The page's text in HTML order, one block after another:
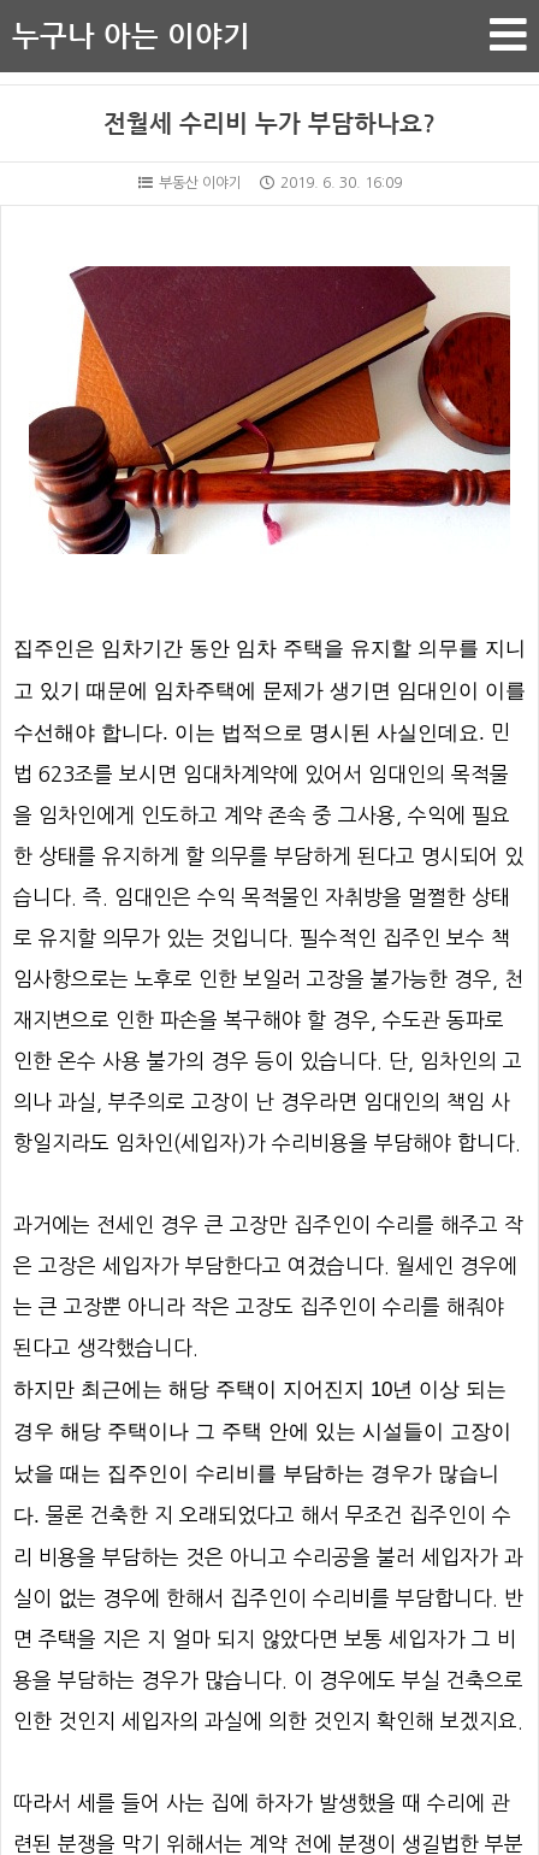
누구나 아는 이야기
전월세 수리비 누가 부담하나요?
부동산 이야기 2019. 6. 30. 16:09
집주인은 임차기간 동안 임차 주택을 유지할 의무를 지니
고 있기 때문에 임차주택에 문제가 생기면 임대인이 이를
수선해야 합니다. 이는 법적으로 명시된 사실인데요. 민
법 623조를 보시면 임대차계약에 있어서 임대인의 목적물
을 임차인에게 인도하고 계약 존속 중 그사용
수익에 필요
한 상태를 유지하게 할 의무를 부담하게 된다고 명시되어 있
습니다 즉
임대인은 수익 목적물인 자취방을 멀쩔한 상태
로 유지할 의무가 있는 것입니다
필수적인 집주인 보수 책
임사항으로는 노후로 인한 보일러 고장을 불가능한 경우
천
재지변으로 인한 파손을 복구해야 할 경우
수도관 동파로
인한 온수 사용 불가의 경우 등이 있습니다
단
임차인의 고
의나 과실
부주의로 고장이 난 경우라면 임대인의 책임 사
항일지라도 임차인(세입자)가 수리비용을 부담해야 합니다
과거에는 전세인 경우 큰 고장만 집주인이 수리를 해주고 작
은 고장은 세입자가 부담한다고 여겼습니다
월세인 경우에
는 큰 고장뿐 아니라 작은 고장도 집주인이 수리를 해줘야
된다고 생각했습니다
하지만 최근에는 해당 주택이 지어진지 10년 이상 되는
경우 해당 주택이나 그 주택 안에 있는 시설들이 고장이
났을 때는 집주인이 수리비를 부담하는 경우가 많습니
다. 물론 건축한 지 오래되었다고 해서 무조건 집주인이 수
리 비용을 부담하는 것은 아니고 수리공을 불러 세입자가 과
실이 없는 경우에 한해서 집주인이 수리비를 부담합니다
반
면 주택을 지은 지 얼마 되지 않았다면 보통 세입자가 그 비
용을 부담하는 경우가 많습니다
이 경우에도 부실 건축으로
인한 것인지 세입자의 과실에 의한 것인지 확인해 보겠지요
따라서 세를 들어 사는 집에 하자가 발생했을 때 수리에 관
련된 분쟁을 막기 위해서는 계약 전에 분쟁이 생길법한 부분